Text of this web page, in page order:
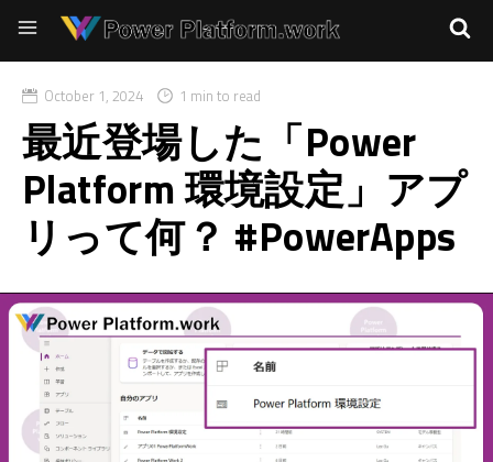
October 1, 2024 1 min to read
最近登場した「Power
Platform 環境設定」アプ
リって何？ #PowerApps